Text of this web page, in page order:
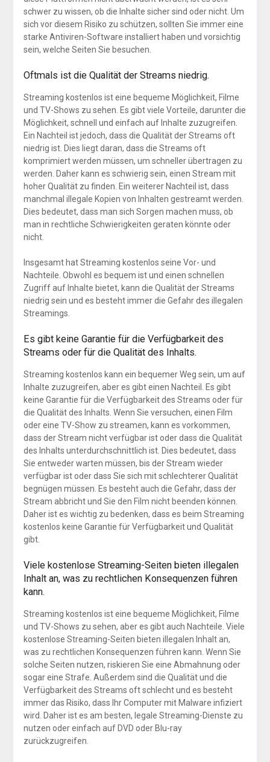
schwer zu wissen, ob die Inhalte sicher sind oder nicht. Um
sich vor diesem Risiko zu schützen, sollten Sie immer eine
starke Antiviren-Software installiert haben und vorsichtig
sein, welche Seiten Sie besuchen.
Oftmals ist die Qualität der Streams niedrig.
Streaming kostenlos ist eine bequeme Möglichkeit, Filme
und TV-Shows zu sehen. Es gibt viele Vorteile, darunter die
Möglichkeit, schnell und einfach auf Inhalte zuzugreifen.
Ein Nachteil ist jedoch, dass die Qualität der Streams oft
niedrig ist. Dies liegt daran, dass die Streams oft
komprimiert werden müssen, um schneller übertragen zu
werden. Daher kann es schwierig sein, einen Stream mit
hoher Qualität zu finden. Ein weiterer Nachteil ist, dass
manchmal illegale Kopien von Inhalten gestreamt werden.
Dies bedeutet, dass man sich Sorgen machen muss, ob
man in rechtliche Schwierigkeiten geraten könnte oder
nicht.
Insgesamt hat Streaming kostenlos seine Vor- und
Nachteile. Obwohl es bequem ist und einen schnellen
Zugriff auf Inhalte bietet, kann die Qualität der Streams
niedrig sein und es besteht immer die Gefahr des illegalen
Streamings.
Es gibt keine Garantie für die Verfügbarkeit des
Streams oder für die Qualität des Inhalts.
Streaming kostenlos kann ein bequemer Weg sein, um auf
Inhalte zuzugreifen, aber es gibt einen Nachteil. Es gibt
keine Garantie für die Verfügbarkeit des Streams oder für
die Qualität des Inhalts. Wenn Sie versuchen, einen Film
oder eine TV-Show zu streamen, kann es vorkommen,
dass der Stream nicht verfügbar ist oder dass die Qualität
des Inhalts unterdurchschnittlich ist. Dies bedeutet, dass
Sie entweder warten müssen, bis der Stream wieder
verfügbar ist oder dass Sie sich mit schlechterer Qualität
begnügen müssen. Es besteht auch die Gefahr, dass der
Stream abbricht und Sie den Film nicht beenden können.
Daher ist es wichtig zu bedenken, dass es beim Streaming
kostenlos keine Garantie für Verfügbarkeit und Qualität
gibt.
Viele kostenlose Streaming-Seiten bieten illegalen
Inhalt an, was zu rechtlichen Konsequenzen führen
kann.
Streaming kostenlos ist eine bequeme Möglichkeit, Filme
und TV-Shows zu sehen, aber es gibt auch Nachteile. Viele
kostenlose Streaming-Seiten bieten illegalen Inhalt an,
was zu rechtlichen Konsequenzen führen kann. Wenn Sie
solche Seiten nutzen, riskieren Sie eine Abmahnung oder
sogar eine Strafe. Außerdem sind die Qualität und die
Verfügbarkeit des Streams oft schlecht und es besteht
immer das Risiko, dass Ihr Computer mit Malware infiziert
wird. Daher ist es am besten, legale Streaming-Dienste zu
nutzen oder einfach auf DVD oder Blu-ray
zurückzugreifen.